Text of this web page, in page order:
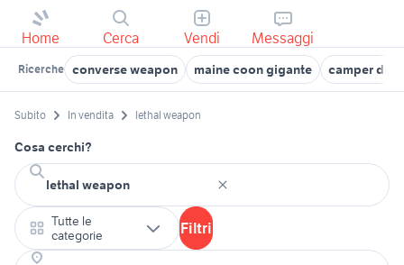
Home Cerca Vendi Messaggi
Ricerche converse weapon maine coon gigante camper
Subito In vendita lethal weapon
Cosa cerchi?
Tutte le
categorie
Filtri